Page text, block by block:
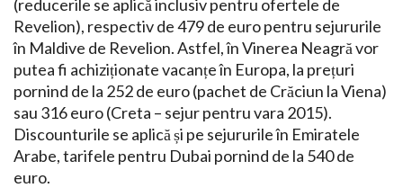
(reducerile se aplică inclusiv pentru ofertele de
Revelion), respectiv de 479 de euro pentru sejururile
în Maldive de Revelion. Astfel, în Vinerea Neagră vor
putea fi achiziționate vacanțe în Europa, la prețuri
pornind de la 252 de euro (pachet de Crăciun la Viena)
sau 316 euro (Creta – sejur pentru vara 2015).
Discounturile se aplică și pe sejururile în Emiratele
Arabe, tarifele pentru Dubai pornind de la 540 de
euro.